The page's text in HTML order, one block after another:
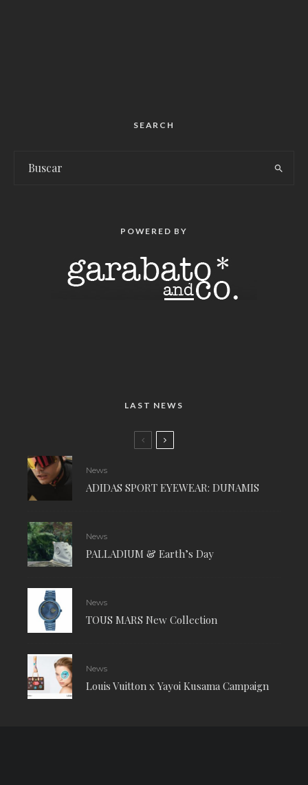
SEARCH
POWERED BY
LAST NEWS
News
ADIDAS SPORT EYEWEAR: DUNAMIS
News
PALLADIUM & Earth’s Day
News
TOUS MARS New Collection
News
Louis Vuitton x Yayoi Kusama Campaign